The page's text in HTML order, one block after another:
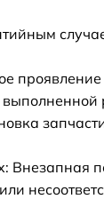
Внезапная